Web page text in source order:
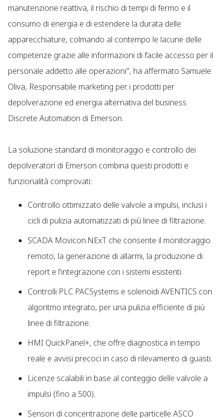
manutenzione reattiva, il rischio di tempi di fermo e il
consumo di energia e di estendere la durata delle
apparecchiature, colmando al contempo le lacune delle
competenze grazie alle informazioni di facile accesso per il
personale addetto alle operazioni", ha affermato Samuele
Oliva, Responsabile marketing per i prodotti per
depolverazione ed energia alternativa del business
Discrete Automation di Emerson.
La soluzione standard di monitoraggio e controllo dei
depolveratori di Emerson combina questi prodotti e
funzionalità comprovati:
Controllo ottimizzato delle valvole a impulsi, inclusi i
cicli di pulizia automatizzati di più linee di filtrazione.
SCADA Movicon.NExT che consente il monitoraggio
remoto, la generazione di allarmi, la produzione di
report e l'integrazione con i sistemi esistenti.
Controlli PLC PACSystems e solenoidi AVENTICS con
algoritmo integrato, per una pulizia efficiente di più
linee di filtrazione.
HMI QuickPanel+, che offre diagnostica in tempo
reale e avvisi precoci in caso di rilevamento di guasti.
Licenze scalabili in base al conteggio delle valvole a
impulsi (fino a 500).
Sensori di concentrazione delle particelle ASCO